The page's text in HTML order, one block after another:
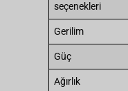
seçenekleri
Gerilim
Güç
Ağırlık